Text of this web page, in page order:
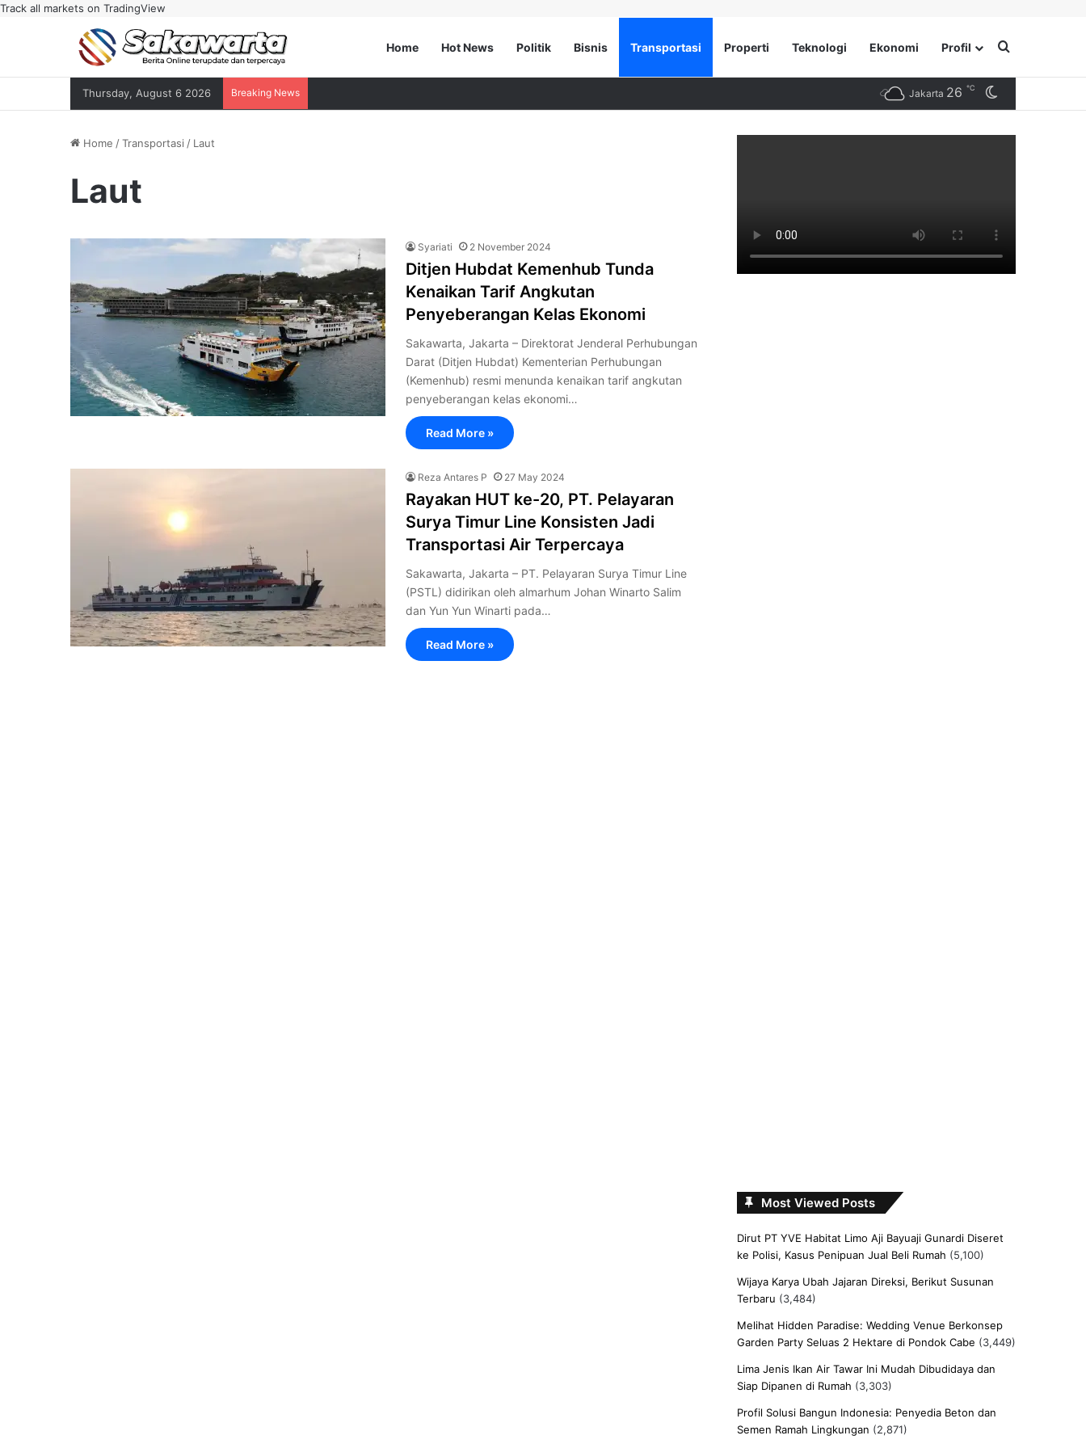
Track all markets on TradingView
Home Hot News Politik Bisnis Transportasi Properti Teknologi Ekonomi Profil Search for
Thursday, August 6 2026 Breaking News Jakarta 26 ℃
Home /Transportasi / Laut
Laut
Syariati 2 November 2024
Ditjen Hubdat Kemenhub Tunda
Kenaikan Tarif Angkutan
Penyeberangan Kelas Ekonomi
Sakawarta, Jakarta – Direktorat Jenderal Perhubungan
Darat (Ditjen Hubdat) Kementerian Perhubungan
(Kemenhub) resmi menunda kenaikan tarif angkutan
penyeberangan kelas ekonomi…
Read More »
Reza Antares P 27 May 2024
Rayakan HUT ke-20, PT. Pelayaran
Surya Timur Line Konsisten Jadi
Transportasi Air Terpercaya
Sakawarta, Jakarta – PT. Pelayaran Surya Timur Line
(PSTL) didirikan oleh almarhum Johan Winarto Salim
dan Yun Yun Winarti pada…
Read More »
Most Viewed Posts
Dirut PT YVE Habitat Limo Aji Bayuaji Gunardi Diseret
ke Polisi, Kasus Penipuan Jual Beli Rumah (5,100)
Wijaya Karya Ubah Jajaran Direksi, Berikut Susunan
Terbaru (3,484)
Melihat Hidden Paradise: Wedding Venue Berkonsep
Garden Party Seluas 2 Hektare di Pondok Cabe (3,449)
Lima Jenis Ikan Air Tawar Ini Mudah Dibudidaya dan
Siap Dipanen di Rumah (3,303)
Profil Solusi Bangun Indonesia: Penyedia Beton dan
Semen Ramah Lingkungan (2,871)